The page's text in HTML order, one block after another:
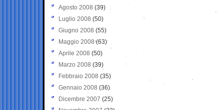
Agosto 2008 (39)
Luglio 2008 (50)
Giugno 2008 (55)
Maggio 2008(63)
Aprile 2008 (50)
Marzo 2008 (39)
Febbraio 2008 (35)
Gennaio 2008 (36)
Dicembre 2007 (25)